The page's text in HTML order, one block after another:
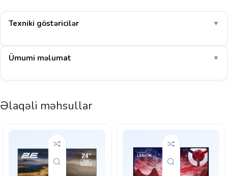
Texniki göstəricilər ▼
Ümumi məlumat ▼
Əlaqəli məhsullar